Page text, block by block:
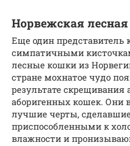
Норвежская
Еще один представитель
симпатичными
лесные кошки из
стране мохнатое чудо
результате скрещивания
аборигенных кошек. Они
лучшие черты,
приспособленными к
влажности и